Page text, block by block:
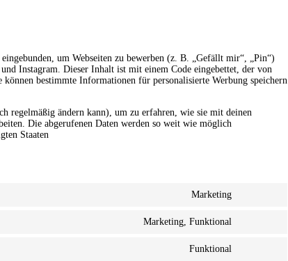
um Webseiten zu bewerben (z. B. „Gefällt mir“, „Pin“)
Instagram. Dieser Inhalt ist mit einem Code eingebettet, der von
bestimmte Informationen für personalisierte Werbung speichern
regelmäßig ändern kann), um zu erfahren, wie sie mit deinen
Die abgerufenen Daten werden so weit wie möglich
Staaten
Marketing
Marketing, Funktional
Funktional